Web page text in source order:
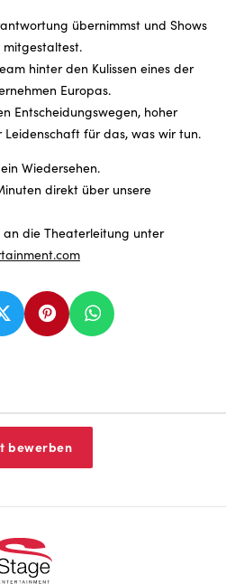
übernimmst und Shows
hinter den Kulissen eines der
Europas.
Entscheidungswegen, hoher
für das, was wir tun.
Wiedersehen.
direkt über unsere
die Theaterleitung unter
bewerben